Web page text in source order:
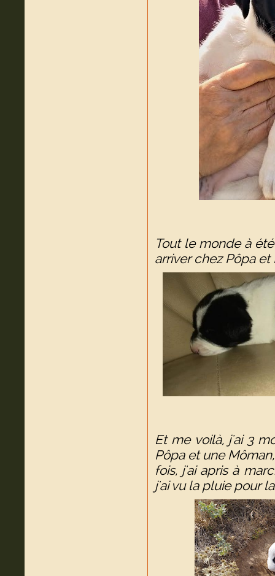
Tout le monde à
arriver chez Pôpa
Et me voilà, j'ai 3
Pôpa et une
fois, j'ai apris à
j'ai vu la pluie pour